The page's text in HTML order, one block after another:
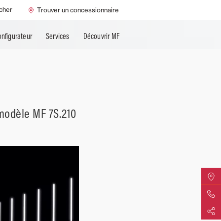
Trouver un concessionnaire
Services Découvrir MF
MF 7S.210
Partager